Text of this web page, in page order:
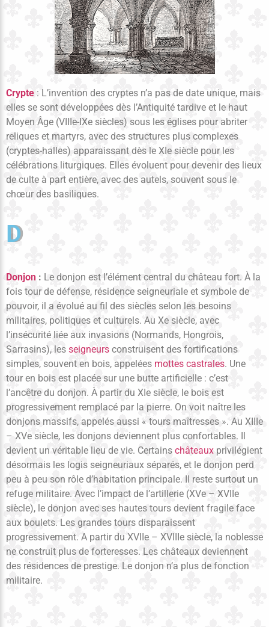
Crypte : L’invention des cryptes n’a pas de date unique, mais
elles se sont développées dès l’Antiquité tardive et le haut
Moyen Âge (VIIIe-IXe siècles) sous les églises pour abriter
reliques et martyrs, avec des structures plus complexes
(cryptes-halles) apparaissant dès le XIe siècle pour les
célébrations liturgiques. Elles évoluent pour devenir des lieux
de culte à part entière, avec des autels, souvent sous le
chœur des basiliques.
D
Donjon : Le donjon est l’élément central du château fort. À la
fois tour de défense, résidence seigneuriale et symbole de
pouvoir, il a évolué au fil des siècles selon les besoins
militaires, politiques et culturels. Au Xe siècle, avec
l’insécurité liée aux invasions (Normands, Hongrois,
Sarrasins), les seigneurs construisent des fortifications
simples, souvent en bois, appelées mottes castrales. Une
tour en bois est placée sur une butte artificielle : c’est
l’ancêtre du donjon. À partir du XIe siècle, le bois est
progressivement remplacé par la pierre. On voit naître les
donjons massifs, appelés aussi « tours maîtresses ». Au XIIIe
– XVe siècle, les donjons deviennent plus confortables. Il
devient un véritable lieu de vie. Certains châteaux privilégient
désormais les logis seigneuriaux séparés, et le donjon perd
peu à peu son rôle d’habitation principale. Il reste surtout un
refuge militaire. Avec l’impact de l’artillerie (XVe – XVIIe
siècle), le donjon avec ses hautes tours devient fragile face
aux boulets. Les grandes tours disparaissent
progressivement. A partir du XVIIe – XVIIIe siècle, la noblesse
ne construit plus de forteresses. Les châteaux deviennent
des résidences de prestige. Le donjon n’a plus de fonction
militaire.